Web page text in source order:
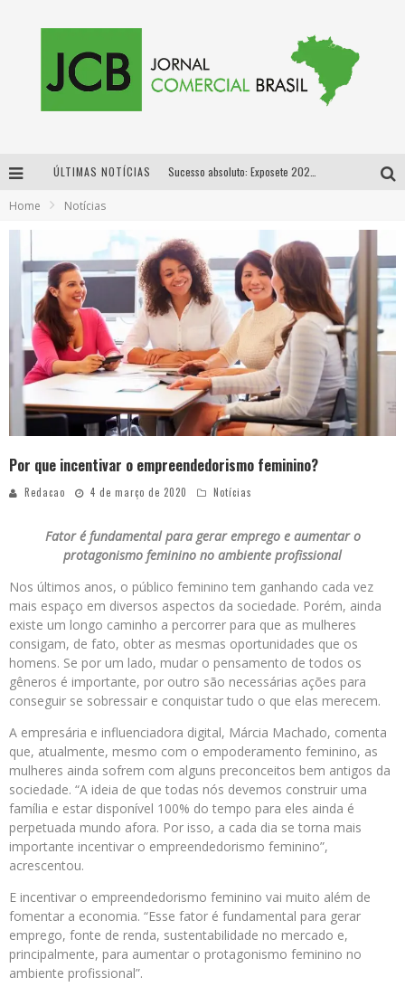
ÚLTIMAS NOTÍCIAS
Designer mineira lança jogo educativo sobre coleta seletiva na maior feira de jogos de tabuleiro da América Latina
Home Notícias
Por que incentivar o empreendedorismo feminino?
Redacao 4 de março de 2020 Notícias
Fator é fundamental para gerar emprego e aumentar o
protagonismo feminino no ambiente profissional
Nos últimos anos, o público feminino tem ganhando cada vez
mais espaço em diversos aspectos da sociedade. Porém, ainda
existe um longo caminho a percorrer para que as mulheres
consigam, de fato, obter as mesmas oportunidades que os
homens. Se por um lado, mudar o pensamento de todos os
gêneros é importante, por outro são necessárias ações para
conseguir se sobressair e conquistar tudo o que elas merecem.
A empresária e influenciadora digital, Márcia Machado, comenta
que, atualmente, mesmo com o empoderamento feminino, as
mulheres ainda sofrem com alguns preconceitos bem antigos da
sociedade. “A ideia de que todas nós devemos construir uma
família e estar disponível 100% do tempo para eles ainda é
perpetuada mundo afora. Por isso, a cada dia se torna mais
importante incentivar o empreendedorismo feminino”,
acrescentou.
E incentivar o empreendedorismo feminino vai muito além de
fomentar a economia. “Esse fator é fundamental para gerar
emprego, fonte de renda, sustentabilidade no mercado e,
principalmente, para aumentar o protagonismo feminino no
ambiente profissional”.